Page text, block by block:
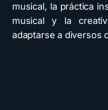
musical, la práctica
musical y la
adaptarse a diversos